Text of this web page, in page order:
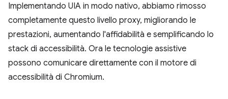
Implementando UIA in modo nativo, abbiamo rimosso
completamente questo livello proxy, migliorando le
prestazioni, aumentando l'affidabilità e semplificando lo
stack di accessibilità. Ora le tecnologie assistive
possono comunicare direttamente con il motore di
accessibilità di Chromium.